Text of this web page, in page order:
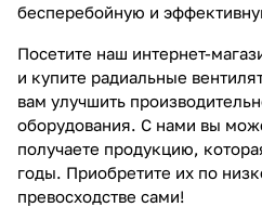
бесперебойную и
Посетите наш интернет-
и купите радиальные
вам улучшить
оборудования. С нами вы
получаете продукцию,
годы. Приобретите их по
превосходстве сами!